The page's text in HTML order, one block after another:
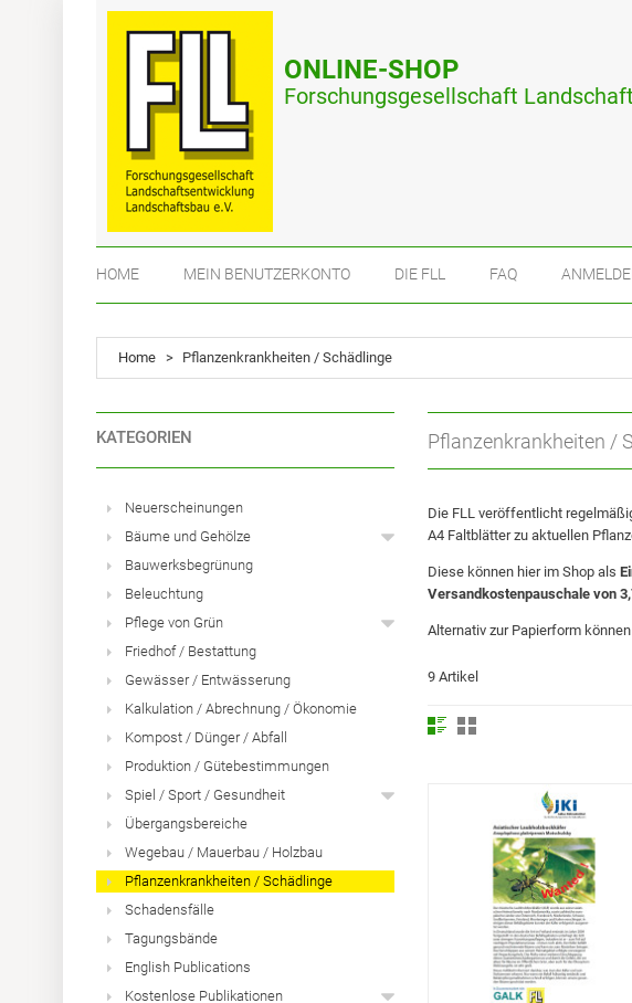
ONLINE-SHOP
Forschungsgesellschaft
HOME MEIN BENUTZERKONTO DIE FLL FAQ
Home > Pflanzenkrankheiten / Schädlinge
Pflanzenkrankheiten /
Die FLL veröffentlicht
A4 Faltblätter zu aktuellen
Diese können hier im Shop als
Versandkostenpauschale von
Alternativ zur Papierform
9 Artikel
KATEGORIEN
Neuerscheinungen
Bäume und Gehölze
Bauwerksbegrünung
Beleuchtung
Pflege von Grün
Friedhof / Bestattung
Gewässer / Entwässerung
Kalkulation / Abrechnung / Ökonomie
Kompost / Dünger / Abfall
Produktion / Gütebestimmungen
Spiel / Sport / Gesundheit
Übergangsbereiche
Wegebau / Mauerbau / Holzbau
Pflanzenkrankheiten / Schädlinge
Schadensfälle
Tagungsbände
English Publications
Kostenlose Publikationen